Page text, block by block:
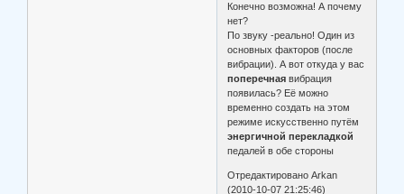
Конечно возможна! А почему
нет?
По звуку -реально! Один из
основных факторов (после
вибрации). А вот откуда у вас
поперечная вибрация
появилась? Её можно
временно создать на этом
режиме искусственно путём
энергичной перекладкой
педалей в обе стороны
Отредактировано Arkan
(2010-10-07 21:25:46)